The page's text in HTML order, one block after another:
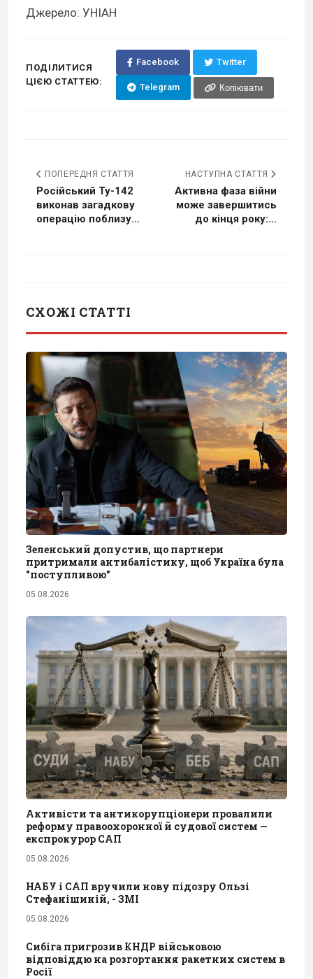
Джерело: УНІАН
ПОДІЛИТИСЯ
ЦІЄЮ СТАТТЕЮ:
Facebook Twitter
Telegram Копіювати
ПОПЕРЕДНЯ СТАТТЯ
Російський Ту-142
виконав загадкову
операцію поблизу...
НАСТУПНА СТАТТЯ
Активна фаза війни
може завершитись
до кінця року:...
СХОЖІ СТАТТІ
Зеленський допустив, що партнери
притримали антибалістику, щоб Україна була
"поступливою"
05.08.2026
Активісти та антикорупціонери провалили
реформу правоохоронної й судової систем —
експрокурор САП
05.08.2026
НАБУ і САП вручили нову підозру Ользі
Стефанішиній, - ЗМІ
05.08.2026
Сибіга пригрозив КНДР військовою
відповіддю на розгортання ракетних систем в
Росії